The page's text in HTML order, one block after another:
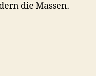
die Massen.